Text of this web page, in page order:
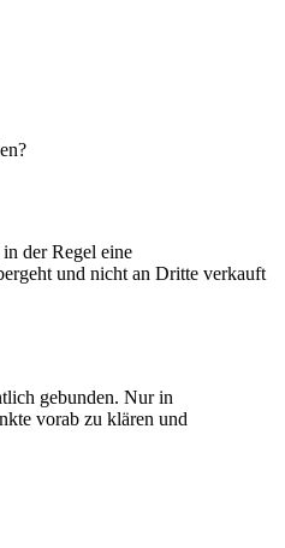
der Regel eine
und nicht an Dritte verkauft
gebunden. Nur in
vorab zu klären und